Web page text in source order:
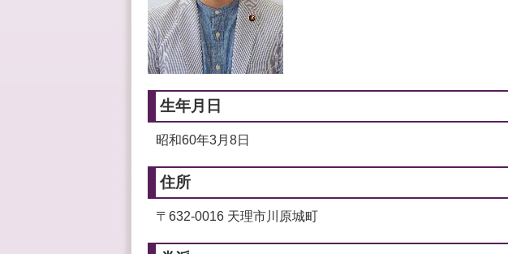
生年月日
昭和60年3月8日
住所
〒632-0016 天理市川原城町